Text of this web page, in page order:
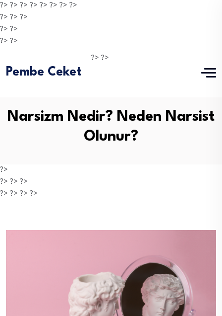
?> ?> ?> ?> ?> ?> ?> ?>
?> ?> ?>
?> ?>
?> ?>
Pembe Ceket
?> ?>
Narsizm Nedir? Neden Narsist
Olunur?
?>
?> ?> ?>
?> ?> ?> ?>